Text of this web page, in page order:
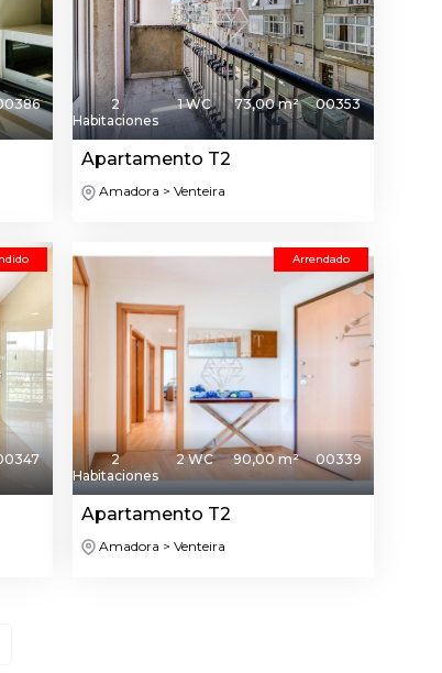
2
Habitaciones
1 WC 73,00 m² 00353
Apartamento T2
Amadora > Venteira
Arrendado
2
Habitaciones
2 WC 90,00 m² 00339
Apartamento T2
Amadora > Venteira